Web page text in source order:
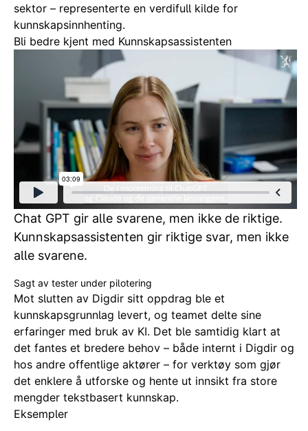
sektor – representerte en verdifull kilde for
kunnskapsinnhenting.
Bli bedre kjent med Kunnskapsassistenten
Chat GPT gir alle svarene, men ikke de riktige.
Kunnskapsassistenten gir riktige svar, men ikke
alle svarene.
Sagt av tester under pilotering
Mot slutten av Digdir sitt oppdrag ble et
kunnskapsgrunnlag levert, og teamet delte sine
erfaringer med bruk av KI. Det ble samtidig klart at
det fantes et bredere behov – både internt i Digdir og
hos andre offentlige aktører – for verktøy som gjør
det enklere å utforske og hente ut innsikt fra store
mengder tekstbasert kunnskap.
Eksempler